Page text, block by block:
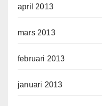
april 2013
mars 2013
februari 2013
januari 2013